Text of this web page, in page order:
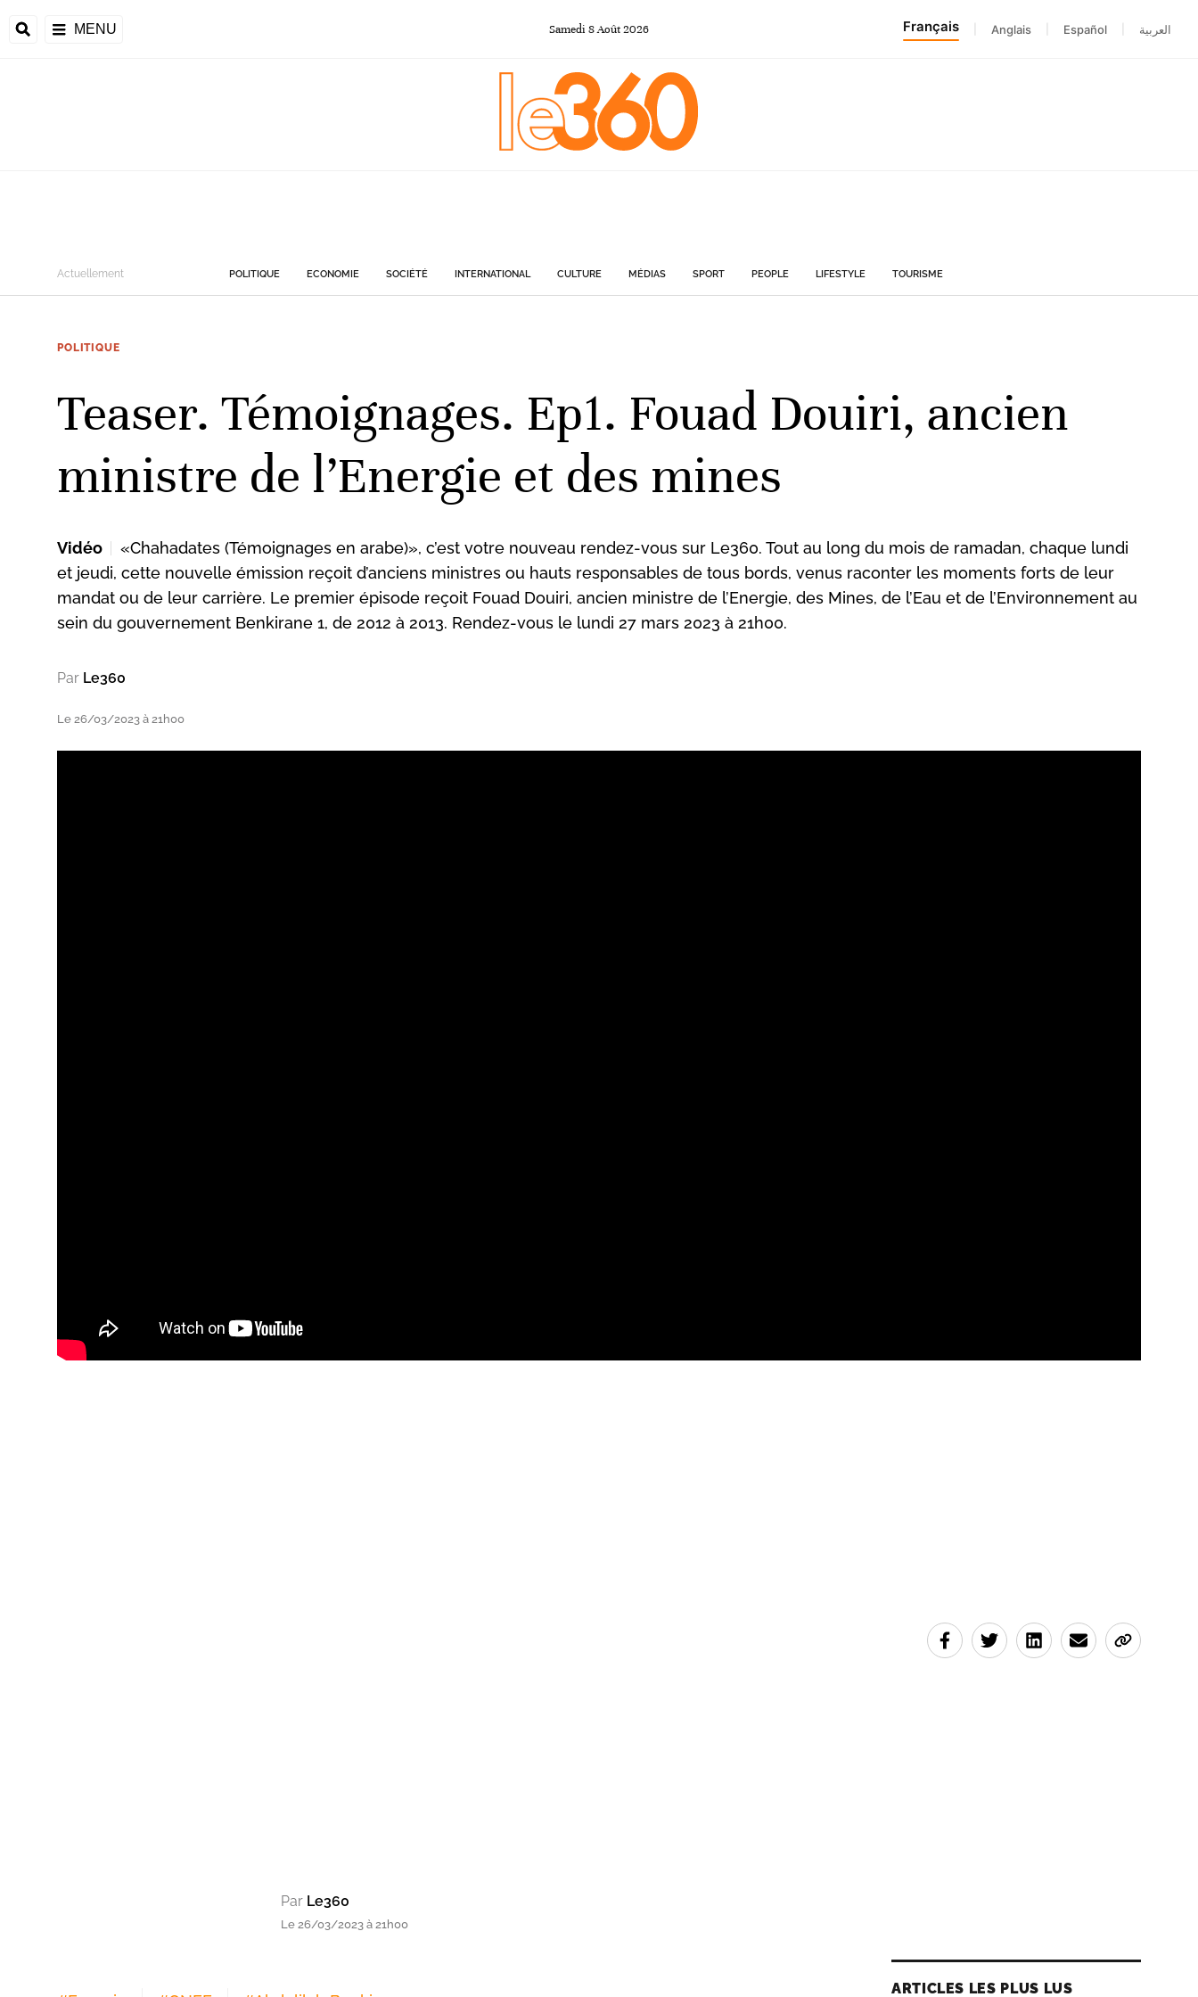
MENU Samedi 8Août2026 Français Anglais Español العربية
Actuellement POLITIQUE ECONOMIE SOCIÉTÉ INTERNATIONAL CULTURE MÉDIAS SPORT PEOPLE LIFESTYLE TOURISME
POLITIQUE
Teaser. Témoignages. Ep1. Fouad Douiri, ancien
ministre de l’Energie et des mines
Vidéo
«Chahadates (Témoignages en arabe)», c’est votre nouveau rendez-vous sur Le360. Tout au long du mois de ramadan, chaque lundi
et jeudi, cette nouvelle émission reçoit d’anciens ministres ou hauts responsables de tous bords, venus raconter les moments forts de leur
mandat ou de leur carrière. Le premier épisode reçoit Fouad Douiri, ancien ministre de l’Energie, des Mines, de l’Eau et de l’Environnement au
sein du gouvernement Benkirane 1, de 2012 à 2013. Rendez-vous le lundi 27 mars 2023 à 21h00.
Par Le360
Le 26/03/2023 à 21h00
Par Le360
Le 26/03/2023 à 21h00
ARTICLES LES PLUS LUS